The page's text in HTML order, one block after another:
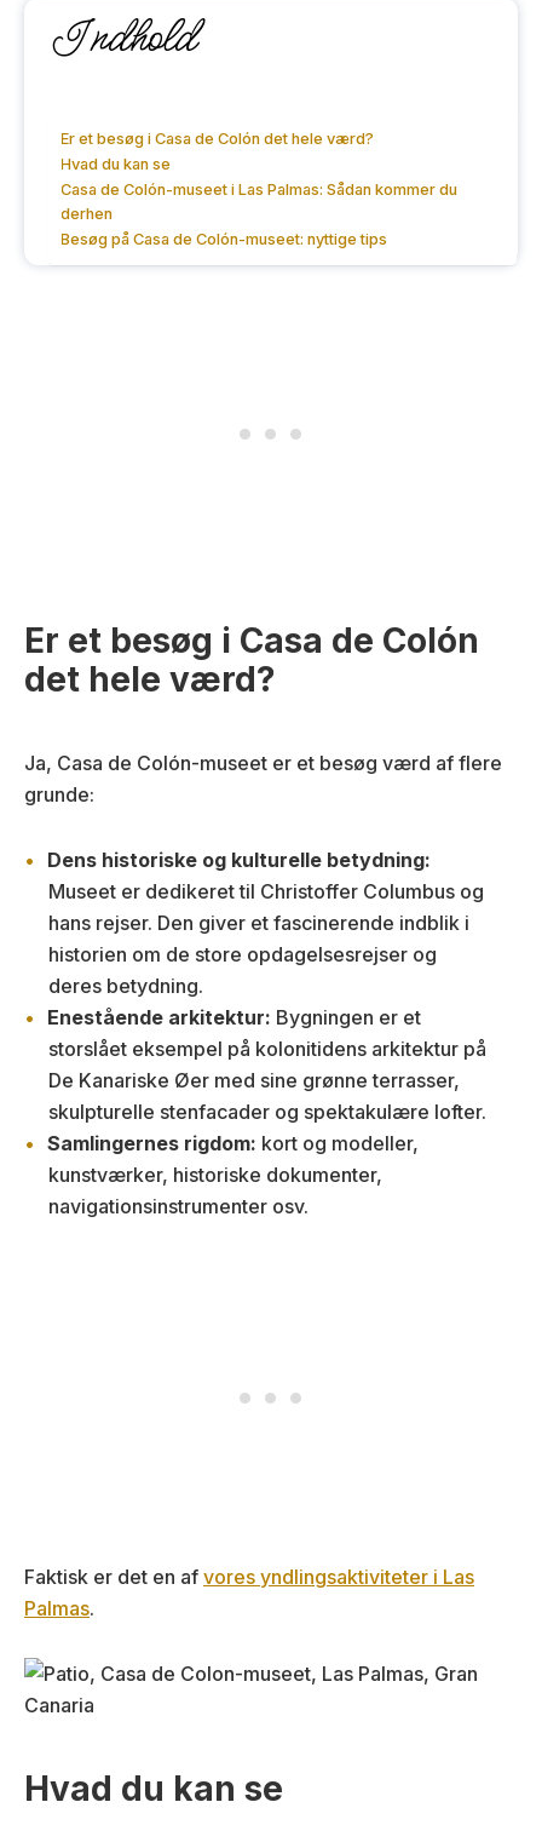
Indhold
Er et besøg i Casa de Colón det hele værd?
Hvad du kan se
Casa de Colón-museet i Las Palmas: Sådan kommer du
derhen
Besøg på Casa de Colón-museet: nyttige tips
Er et besøg i Casa de Colón
det hele værd?
Ja, Casa de Colón-museet er et besøg værd af flere
grunde:
Dens historiske og kulturelle betydning:
Museet er dedikeret til Christoffer Columbus og
hans rejser. Den giver et fascinerende indblik i
historien om de store opdagelsesrejser og
deres betydning.
Enestående arkitektur: Bygningen er et
storslået eksempel på kolonitidens arkitektur på
De Kanariske Øer med sine grønne terrasser,
skulpturelle stenfacader og spektakulære lofter.
Samlingernes rigdom: kort og modeller,
kunstværker, historiske dokumenter,
navigationsinstrumenter osv.
Faktisk er det en af vores yndlingsaktiviteter i Las
Palmas.
Hvad du kan se